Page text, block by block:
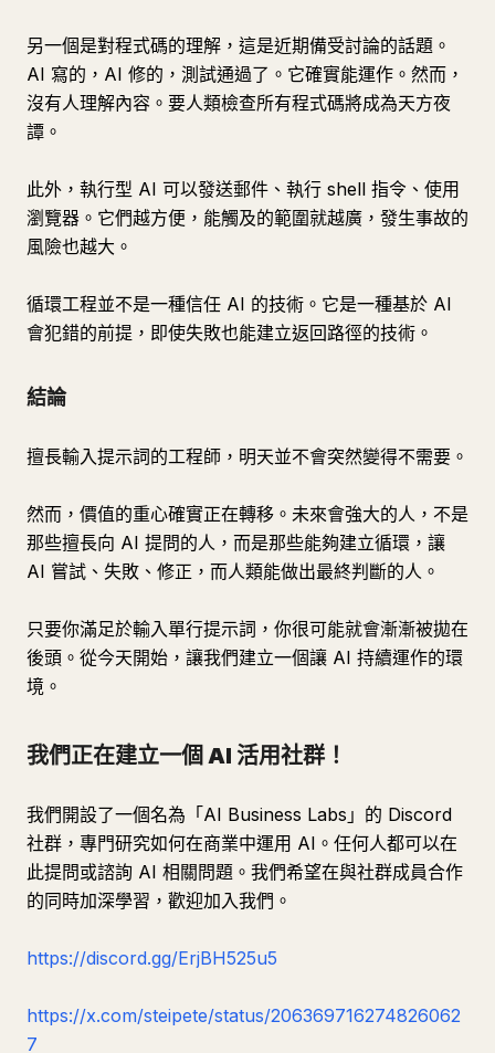
另一個是對程式碼的理解，這是近期備受討論的話題。
AI 寫的，AI 修的，測試通過了。它確實能運作。然而，
沒有人理解內容。要人類檢查所有程式碼將成為天方夜
譚。
此外，執行型 AI 可以發送郵件、執行 shell 指令、使用
瀏覽器。它們越方便，能觸及的範圍就越廣，發生事故的
風險也越大。
循環工程並不是一種信任 AI 的技術。它是一種基於 AI
會犯錯的前提，即使失敗也能建立返回路徑的技術。
結論
擅長輸入提示詞的工程師，明天並不會突然變得不需要。
然而，價值的重心確實正在轉移。未來會強大的人，不是
那些擅長向 AI 提問的人，而是那些能夠建立循環，讓
AI 嘗試、失敗、修正，而人類能做出最終判斷的人。
只要你滿足於輸入單行提示詞，你很可能就會漸漸被拋在
後頭。從今天開始，讓我們建立一個讓 AI 持續運作的環
境。
我們正在建立一個 AI 活用社群！
我們開設了一個名為「AI Business Labs」的 Discord
社群，專門研究如何在商業中運用 AI。任何人都可以在
此提問或諮詢 AI 相關問題。我們希望在與社群成員合作
的同時加深學習，歡迎加入我們。
https://discord.gg/ErjBH525u5
https://x.com/steipete/status/206369716274826062
7